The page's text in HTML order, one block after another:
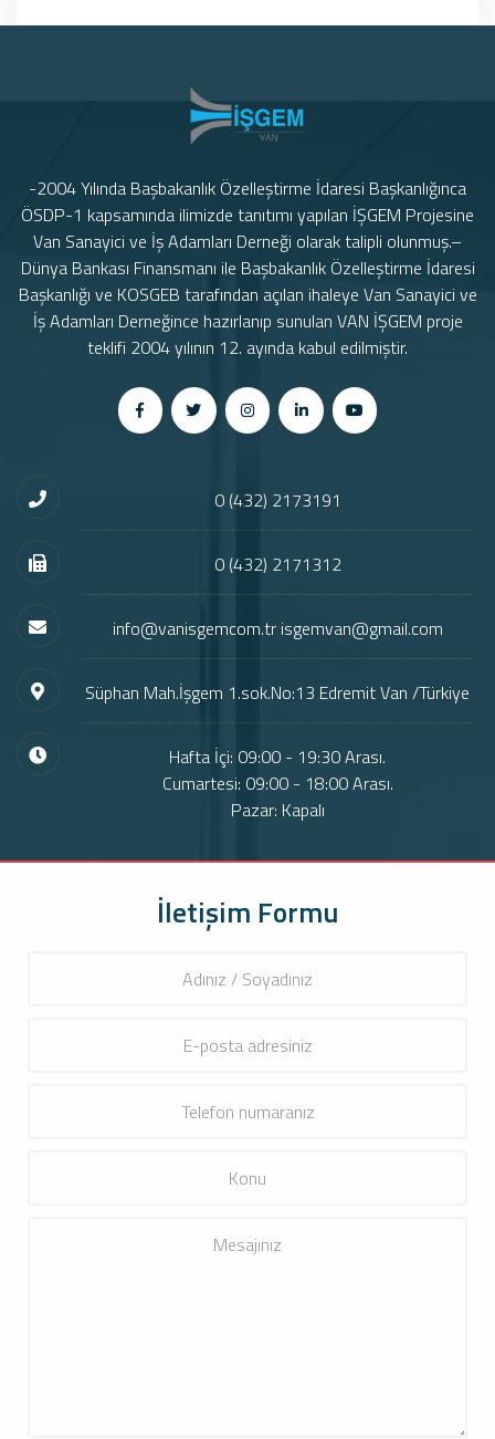
-2004 Yılında Başbakanlık Özelleştirme İdaresi Başkanlığınca
ÖSDP-1 kapsamında ilimizde tanıtımı yapılan İŞGEM Projesine
Van Sanayici ve İş Adamları Derneği olarak talipli olunmuş.–
Dünya Bankası Finansmanı ile Başbakanlık Özelleştirme İdaresi
Başkanlığı ve KOSGEB tarafından açılan ihaleye Van Sanayici ve
İş Adamları Derneğince hazırlanıp sunulan VAN İŞGEM proje
teklifi 2004 yılının 12. ayında kabul edilmiştir.
İletişim Formu
0 (432) 2173191
0 (432) 2171312
info@vanisgemcom.tr isgemvan@gmail.com
Süphan Mah.İşgem 1.sok.No:13 Edremit Van /Türkiye
Hafta İçi: 09:00 - 19:30 Arası.
Cumartesi: 09:00 - 18:00 Arası.
Pazar: Kapalı